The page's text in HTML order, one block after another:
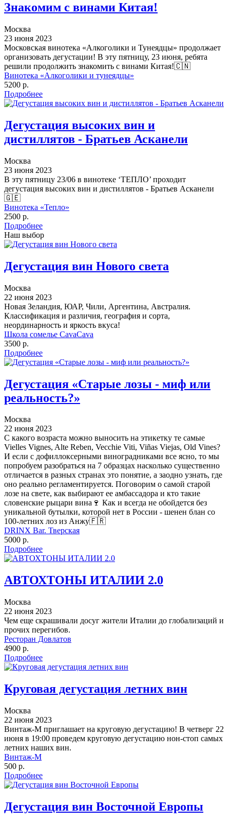
Знакомим с винами Китая!
Москва
23 июня 2023
Московская винотека «Алкоголики и Тунеядцы» продолжает
организовать дегустации! В эту пятницу, 23 июня, ребята
решили продолжить знакомить с винами Китая!🇨🇳
Винотека «Алкоголики и тунеядцы»
5200 р.
Подробнее
Дегустация высоких вин и
дистиллятов - Братьев Асканели
Москва
23 июня 2023
В эту пятницу 23/06 в винотеке ‘ТЕПЛО’ проходит
дегустация высоких вин и дистиллятов - Братьев Асканели
🇬🇪
Винотека «Тепло»
2500 р.
Подробнее
Наш выбор
Дегустация вин Нового света
Москва
22 июня 2023
Новая Зеландия, ЮАР, Чили, Аргентина, Австралия.
Классификация и различия, география и сорта,
неординарность и яркость вкуса!
Школа сомелье CavaCava
3500 р.
Подробнее
Дегустация «Старые лозы - миф или
реальность?»
Москва
22 июня 2023
С какого возраста можно выносить на этикетку те самые
Vielles Vignes, Alte Reben, Vecchie Viti, Viñas Viejas, Old Vines?
И если с дофиллоксерными виноградниками все ясно, то мы
попробуем разобраться на 7 образцах насколько существенно
отличается в разных странах это понятие, а заодно узнать, где
оно реально регламентируется. Поговорим о самой старой
лозе на свете, как выбирают ее амбассадора и кто такие
словенские рыцари вина🍷 Как и всегда не обойдется без
уникальной бутылки, которой нет в России - шенен блан со
100-летних лоз из Анжу🇫🇷
DRINX Bar. Тверская
5000 р.
Подробнее
АВТОХТОНЫ ИТАЛИИ 2.0
Москва
22 июня 2023
Чем еще скрашивали досуг жители Италии до глобализаций и
прочих перегибов.
Ресторан Довлатов
4900 р.
Подробнее
Круговая дегустация летних вин
Москва
22 июня 2023
Винтаж-М приглашает на круговую дегустацию! В четверг 22
июня в 19:00 проведем круговую дегустацию нон-стоп самых
летних наших вин.
Винтаж-М
500 р.
Подробнее
Дегустация вин Восточной Европы